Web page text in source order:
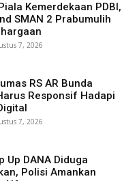
Kemerdekaan PDBI,
SMAN 2 Prabumulih
7, 2026
RS AR Bunda
Responsif Hadapi
7, 2026
Up DANA Diduga
Polisi Amankan